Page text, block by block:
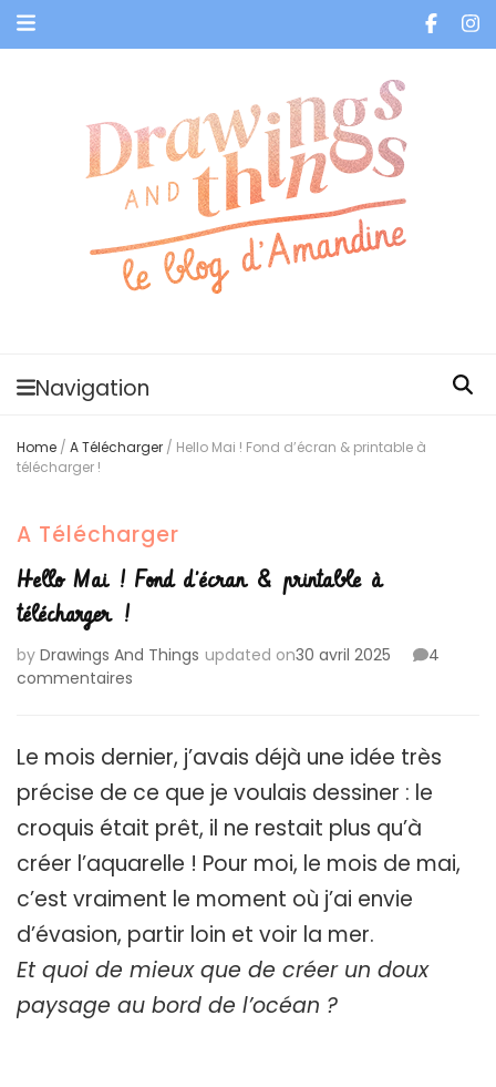
Navigation
Home / A Télécharger / Hello Mai ! Fond d’écran & printable à
télécharger !
A Télécharger
Hello Mai ! Fond d’écran & printable à
télécharger !
by Drawings And Things updated on30 avril 2025
4
commentaires
!
Fond
d’écran
&
printable
à
télécharger
!
Le mois dernier, j’avais déjà une idée très
précise de ce que je voulais dessiner : le
croquis était prêt, il ne restait plus qu’à
créer l’aquarelle ! Pour moi, le mois de mai,
c’est vraiment le moment où j’ai envie
d’évasion, partir loin et voir la mer.
Et quoi de mieux que de créer un doux
paysage au bord de l’océan ?